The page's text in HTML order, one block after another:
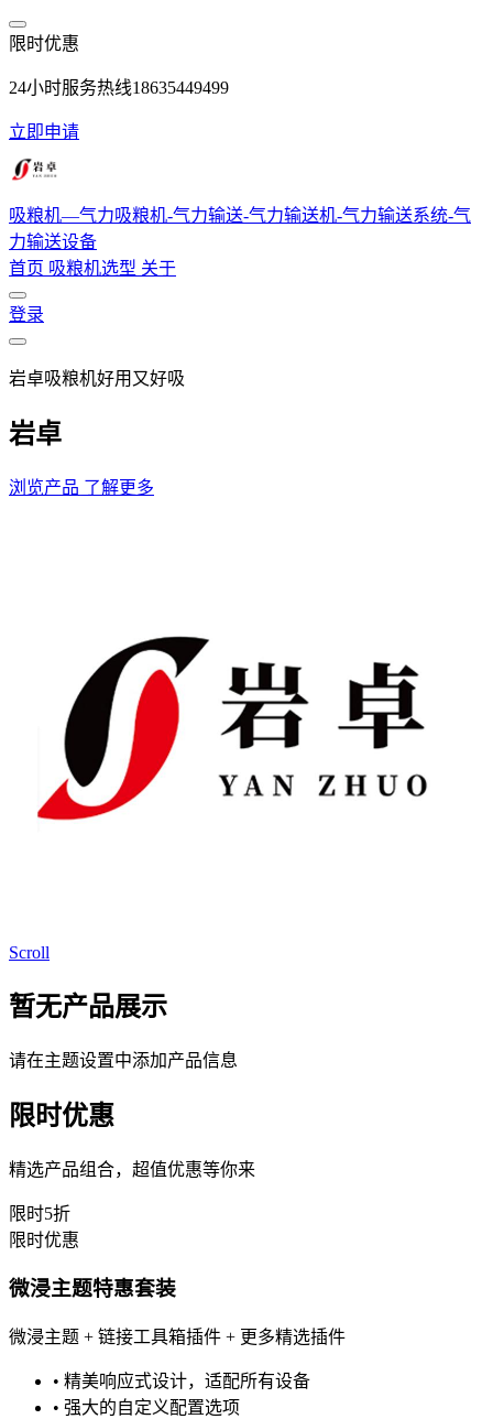
跳转到主要内容
限时优惠
24小时服务热线18635449499
立即申请
吸粮机—气力吸粮机-气力输送-气力输送机-气力输送系统-气
力输送设备
首页 吸粮机选型 关于
登录
岩卓吸粮机好用又好吸
岩卓
浏览产品 了解更多
Scroll
暂无产品展示
请在主题设置中添加产品信息
限时优惠
精选产品组合，超值优惠等你来
限时5折
限时优惠
微浸主题特惠套装
微浸主题 + 链接工具箱插件 + 更多精选插件
• 精美响应式设计，适配所有设备
• 强大的自定义配置选项